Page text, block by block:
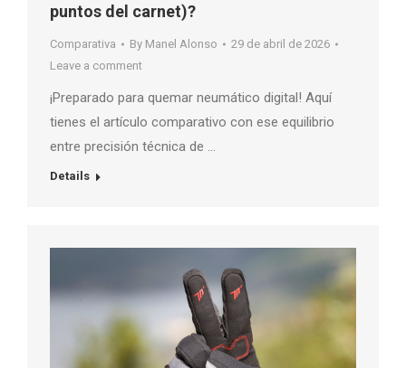
puntos del carnet)?
Comparativa By Manel Alonso
29 de abril de 2026
Leave a comment
¡Preparado para quemar neumático digital! Aquí
tienes el artículo comparativo con ese equilibrio
entre precisión técnica de …
Details